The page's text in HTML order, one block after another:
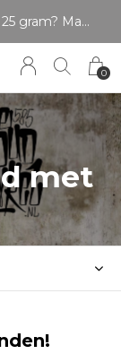
0
LET OP: wil jij iets zien van zwaarder dan 25 gram? Maak dan een afspraak om het product te bekijken. Producten boven de 25 gram NIET aanwezig in winkel.
met